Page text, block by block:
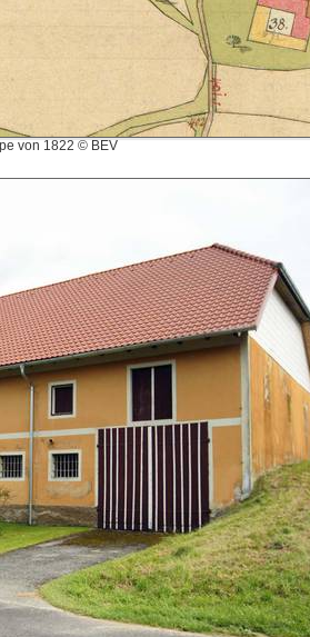
von 1822 © BEV